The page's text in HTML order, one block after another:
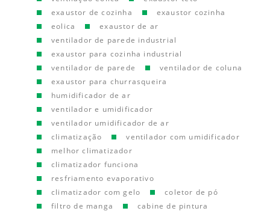
exaustor de cozinha
exaustor cozinha
eolica
exaustor de ar
ventilador de parede industrial
exaustor para cozinha industrial
ventilador de parede
ventilador de coluna
exaustor para churrasqueira
humidificador de ar
ventilador e umidificador
ventilador umidificador de ar
climatização
ventilador com umidificador
melhor climatizador
climatizador funciona
resfriamento evaporativo
climatizador com gelo
coletor de pó
filtro de manga
cabine de pintura